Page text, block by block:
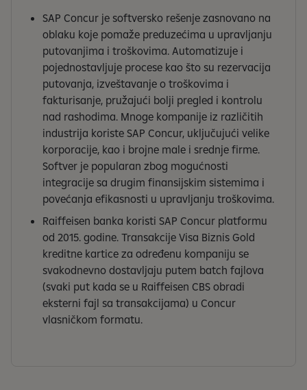
SAP Concur je softversko rešenje zasnovano na
oblaku koje pomaže preduzećima u upravljanju
putovanjima i troškovima. Automatizuje i
pojednostavljuje procese kao što su rezervacija
putovanja, izveštavanje o troškovima i
fakturisanje, pružajući bolji pregled i kontrolu
nad rashodima. Mnoge kompanije iz različitih
industrija koriste SAP Concur, uključujući velike
korporacije, kao i brojne male i srednje firme.
Softver je popularan zbog mogućnosti
integracije sa drugim finansijskim sistemima i
povećanja efikasnosti u upravljanju troškovima.
Raiffeisen banka koristi SAP Concur platformu
od 2015. godine. Transakcije Visa Biznis Gold
kreditne kartice za određenu kompaniju se
svakodnevno dostavljaju putem batch fajlova
(svaki put kada se u Raiffeisen CBS obradi
eksterni fajl sa transakcijama) u Concur
vlasničkom formatu.